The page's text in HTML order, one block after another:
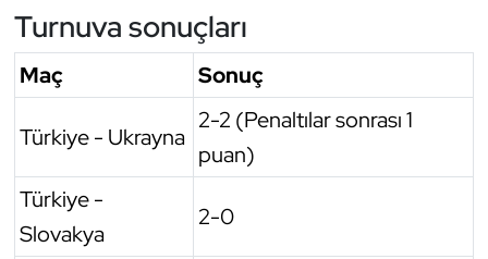
Turnuva sonuçları
Maç Sonuç
Türkiye - Ukrayna
2-2 (Penaltılar sonrası 1
puan)
Türkiye -
Slovakya
2-0
Satranç
Su Topu
Sualtı Sporları
Tekvando
Tenis